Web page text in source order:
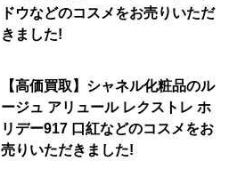
ドウなどのコスメをお売りいただ
きました!
【高価買取】シャネル化粧品のル
ージュ アリュール レクストレ ホ
リデー917 口紅などのコスメをお
売りいただきました!